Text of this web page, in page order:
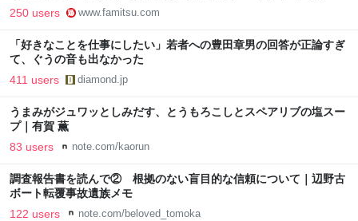
CBT模擬試験”で本格的に学べるノベルゲーム | ゲーム・エンタメ
最新情報のファミ通.com
250 users www.famitsu.com
「好きなことを仕事にしたい」若者への豊田章男の回答が正論すぎ
て、ぐうの音も出なかった
411 users diamond.jp
うまみがジュワッとしみだす、とうもろこしとスペアリブの塩スー
プ｜有賀 薫
83 users note.com/kaorun
調査報告書を読んで② 根拠のない盲目的な信頼について｜辺野古
ボート転覆事故遺族メモ
122 users note.com/beloved_tomoka